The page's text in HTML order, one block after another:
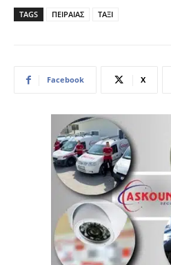
TAGS ΠΕΙΡΑΙΑΣ ΤΑΞΙ
Facebook X